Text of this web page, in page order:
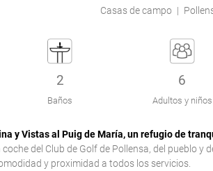
Casas de campo |
2
Baños
6
Adultos y niños
y Vistas al Puig de María, un refugio de
del Club de Golf de Pollensa, del pueblo y
y proximidad a todos los servicios.